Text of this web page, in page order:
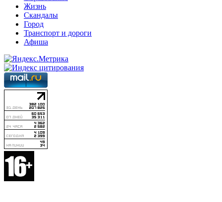
Жизнь
Скандалы
Город
Транспорт и дороги
Афиша